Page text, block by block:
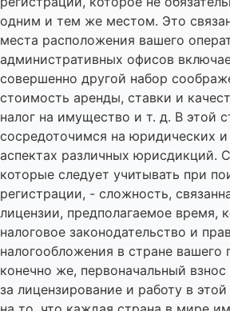
одним и тем же местом. Это
места расположения вашего
административных офисов
совершенно другой набор
стоимость аренды, ставки и
налог на имущество и т. д. В этой
сосредоточимся на юридических
аспектах различных юрисдикций.
которые следует учитывать при
регистрации, - сложность,
лицензии, предполагаемое время,
налоговое законодательство и
налогообложения в стране вашего
конечно же, первоначальный
за лицензирование и работу в